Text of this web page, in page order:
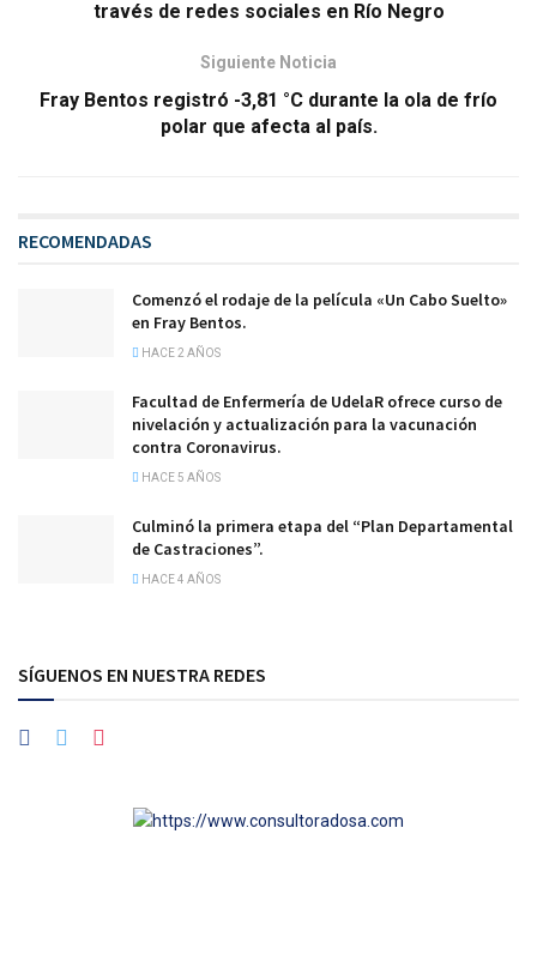
través de redes sociales en Río Negro
Siguiente Noticia
Fray Bentos registró -3,81 °C durante la ola de frío
polar que afecta al país.
RECOMENDADAS
Comenzó el rodaje de la película «Un Cabo Suelto»
en Fray Bentos.
HACE 2 AÑOS
Facultad de Enfermería de UdelaR ofrece curso de
nivelación y actualización para la vacunación
contra Coronavirus.
HACE 5 AÑOS
Culminó la primera etapa del “Plan Departamental
de Castraciones”.
HACE 4 AÑOS
SÍGUENOS EN NUESTRA REDES